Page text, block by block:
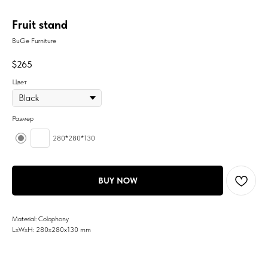
Fruit stand
BuGe Furniture
$265
Цвет
Размер
280*280*130
BUY NOW
Material: Colophony
LxWxH: 280x280x130 mm